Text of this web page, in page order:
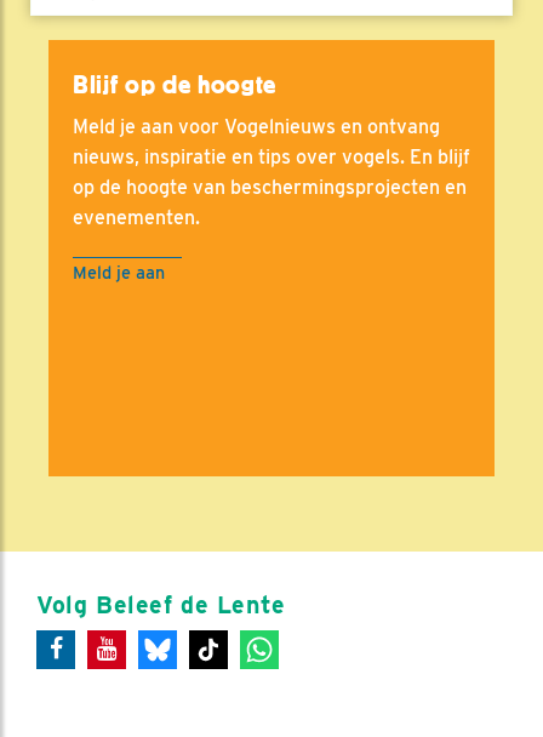
Blijf op de hoogte
Meld je aan voor Vogelnieuws en ontvang
nieuws, inspiratie en tips over vogels. En blijf
op de hoogte van beschermingsprojecten en
evenementen.
Meld je aan
Volg Beleef de Lente